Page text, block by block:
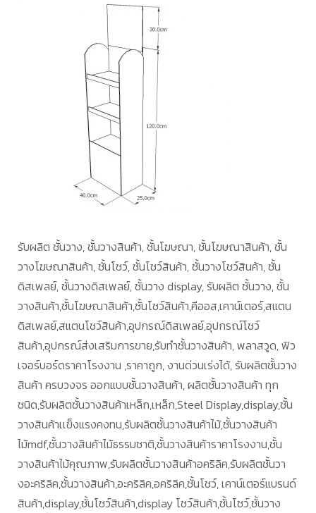
รับผลิต ชั้นวาง, ชั้นวางสินค้า, ชั้นโฆษณา, ชั้นโฆษณาสินค้า, ชั้น
วางโฆษณาสินค้า, ชั้นโชว์, ชั้นโชว์สินค้า, ชั้นวางโชว์สินค้า, ชั้น
ดิสเพลย์, ชั้นวางดิสเพลย์, ชั้นวาง display, รับผลิต ชั้นวาง, ชั้น
วางสินค้า,ชั้นโฆษณาสินค้า,ชั้นโชว์สินค้า,คีออส,เคาน์เตอร์,สแตน
ดิสเพลย์,สแตนโชว์สินค้า,อุปกรณ์ดิสเพลย์,อุปกรณ์โชว์
สินค้า,อุปกรณ์ส่งเสริมการขาย,รับทำชั้นวางสินค้า, พลาสวูด, ฟิว
เจอร์บอร์ดราคาโรงงาน ,ราคาถูก, งานด่วนเร่งได้, รับผลิตชั้นวาง
สินค้า ครบวงจร ออกแบบชั้นวางสินค้า, ผลิตชั้นวางสินค้า ทุก
ชนิด,รับผลิตชั้นวางสินค้าเหล็ก,เหล็ก,Steel Display,display,ชั้น
วางสินค้าเเข็งแรงคงทน,รับผลิตชั้นวางสินค้าไม้,ชั้นวางสินค้า
ไม้mdf,ชั้นวางสินค้าไม้ธรรมชาติ,ชั้นวางสินค้าราคาโรงงาน,ชั้น
วางสินค้าไม้คุณภาพ,รับผลิตชั้นวางสินค้าอคริลิค,รับผลิตชั้นวา
งอะคริลิค,ชั้นวางสินค้า,อะคริลิค,อคริลิค,ชั้นโชว์, เคาน์เตอร์แบรนด์
สินค้า,display,ชั้นโชว์สินค้า,display โชว์สินค้า,ชั้นโชว์,ชั้นวาง